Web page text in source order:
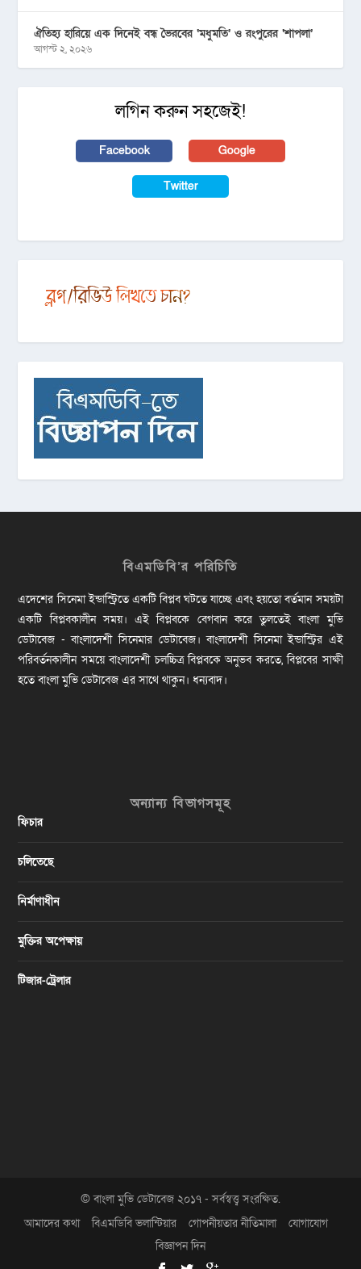
ঐতিহ্য হারিয়ে এক দিনেই বন্ধ ভৈরবের ‘মধুমতি’ ও রংপুরের ‘শাপলা’
আগস্ট ২, ২০২৬
লগিন করুন সহজেই!
Facebook Google
Twitter
বিএমডিবি’র পরিচিতি
এদেশের সিনেমা ইন্ডাস্ট্রিতে একটি বিপ্লব ঘটতে যাচ্ছে এবং হয়তো বর্তমান সময়টা
একটি বিপ্লবকালীন সময়। এই বিপ্লবকে বেগবান করে তুলতেই বাংলা মুভি
ডেটাবেজ - বাংলাদেশী সিনেমার ডেটাবেজ। বাংলাদেশী সিনেমা ইন্ডাস্ট্রির এই
পরিবর্তনকালীন সময়ে বাংলাদেশী চলচ্চিত্র বিপ্লবকে অনুভব করতে, বিপ্লবের সাক্ষী
হতে বাংলা মুভি ডেটাবেজ এর সাথে থাকুন। ধন্যবাদ।
অন্যান্য বিভাগসমূহ
ফিচার
চলিতেছে
নির্মাণাধীন
মুক্তির অপেক্ষায়
টিজার-ট্রেলার
© বাংলা মুভি ডেটাবেজ ২০১৭ - সর্বস্বত্ত্ব সংরক্ষিত.
আমাদের কথা
বিএমডিবি ভলান্টিয়ার গোপনীয়তার নীতিমালা
যোগাযোগ
বিজ্ঞাপন দিন